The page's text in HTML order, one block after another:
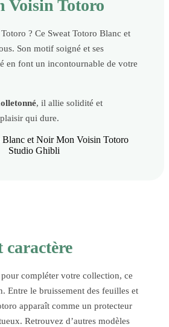
Voisin Totoro
? Ce Sweat Totoro Blanc et
Son motif soigné et ses
en font un incontournable de votre
, il allie solidité et
qui dure.
caractère
compléter votre collection, ce
Entre le bruissement des feuilles et
apparaît comme un protecteur
Retrouvez d’autres modèles